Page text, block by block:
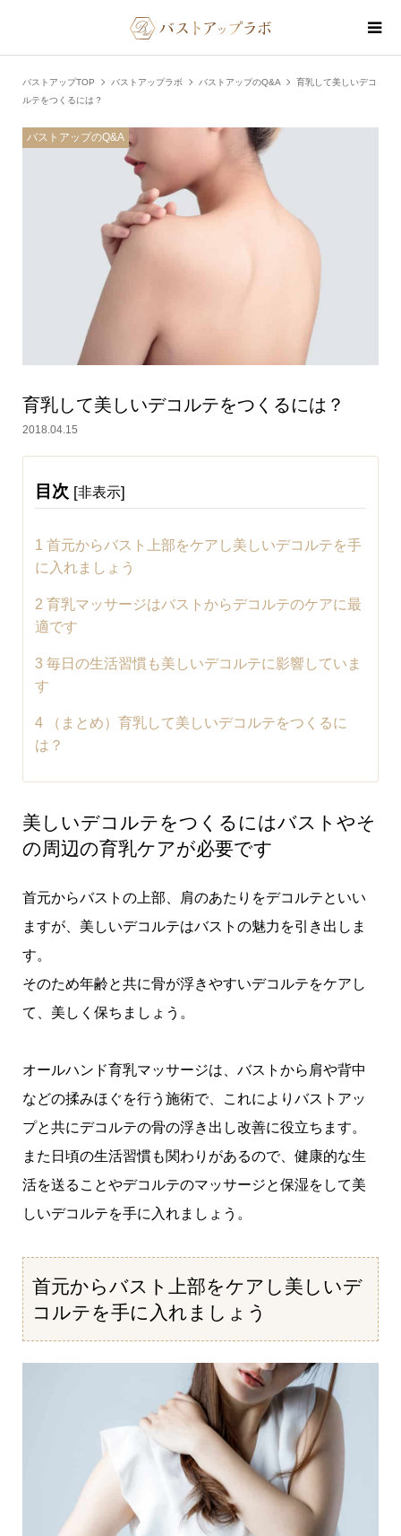
バストアップTOP バストアップラボ バストアップのQ&A
育乳して美しいデコ
ルテをつくるには？
バストアップのQ&A
育乳して美しいデコルテをつくるには？
2018.04.15
目次 [非表示]
1 首元からバスト上部をケアし美しいデコルテを手
に入れましょう
2 育乳マッサージはバストからデコルテのケアに最
適です
3 毎日の生活習慣も美しいデコルテに影響していま
す
4 （まとめ）育乳して美しいデコルテをつくるに
は？
美しいデコルテをつくるにはバストやそ
の周辺の育乳ケアが必要です
首元からバストの上部、肩のあたりをデコルテといい
ますが、美しいデコルテはバストの魅力を引き出しま
す。
そのため年齢と共に骨が浮きやすいデコルテをケアし
て、美しく保ちましょう。
オールハンド育乳マッサージは、バストから肩や背中
などの揉みほぐを行う施術で、これによりバストアッ
プと共にデコルテの骨の浮き出し改善に役立ちます。
また日頃の生活習慣も関わりがあるので、健康的な生
活を送ることやデコルテのマッサージと保湿をして美
しいデコルテを手に入れましょう。
首元からバスト上部をケアし美しいデ
コルテを手に入れましょう